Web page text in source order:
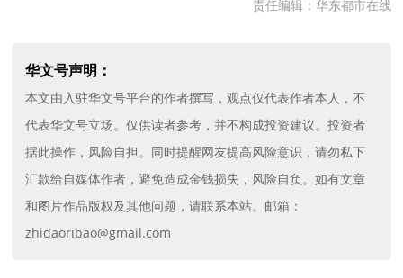
责任编辑：华东都市在线
华文号声明：
本文由入驻华文号平台的作者撰写，观点仅代表作者本人，不
代表华文号立场。仅供读者参考，并不构成投资建议。投资者
据此操作，风险自担。同时提醒网友提高风险意识，请勿私下
汇款给自媒体作者，避免造成金钱损失，风险自负。如有文章
和图片作品版权及其他问题，请联系本站。邮箱：
zhidaoribao@gmail.com